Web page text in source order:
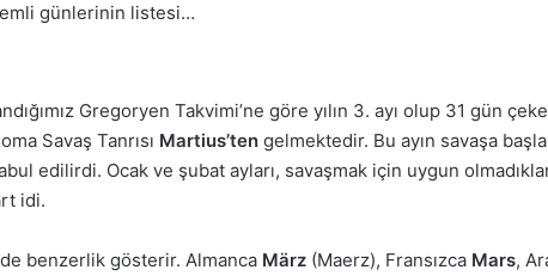
günlerinin listesi…
Gregoryen Takvimi’ne göre yılın 3. ayı olup 31 gün
Savaş Tanrısı Martius’ten gelmektedir. Bu ayın savaşa
edilirdi. Ocak ve şubat ayları, savaşmak için uygun
idi.
benzerlik gösterir. Almanca März (Maerz), Fransızca Mars,